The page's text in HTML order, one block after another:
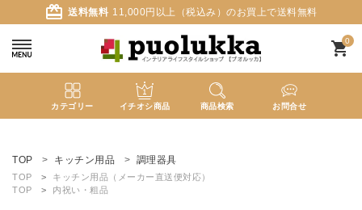
card_giftcard 送料無料 11,000円以上（税込み）のお買上で送料無料
0
shopping_cart
カテゴリー イチオシ商品 商品検索 お問合せ
ようこそ ゲスト 様
TOP キッチン用品 調理器具
TOP
キッチン用品（メーカー直送便対応）
TOP
内祝い・粗品